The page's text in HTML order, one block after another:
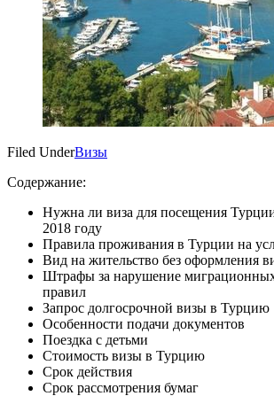
Filed UnderВизы
Содержание:
Нужна ли виза для посещения
2018 году
Правила проживания в Турции на
Вид на жительство без оформления
Штрафы за нарушение
правил
Запрос долгосрочной визы в Турцию
Особенности подачи документов
Поездка с детьми
Стоимость визы в Турцию
Срок действия
Срок рассмотрения бумаг